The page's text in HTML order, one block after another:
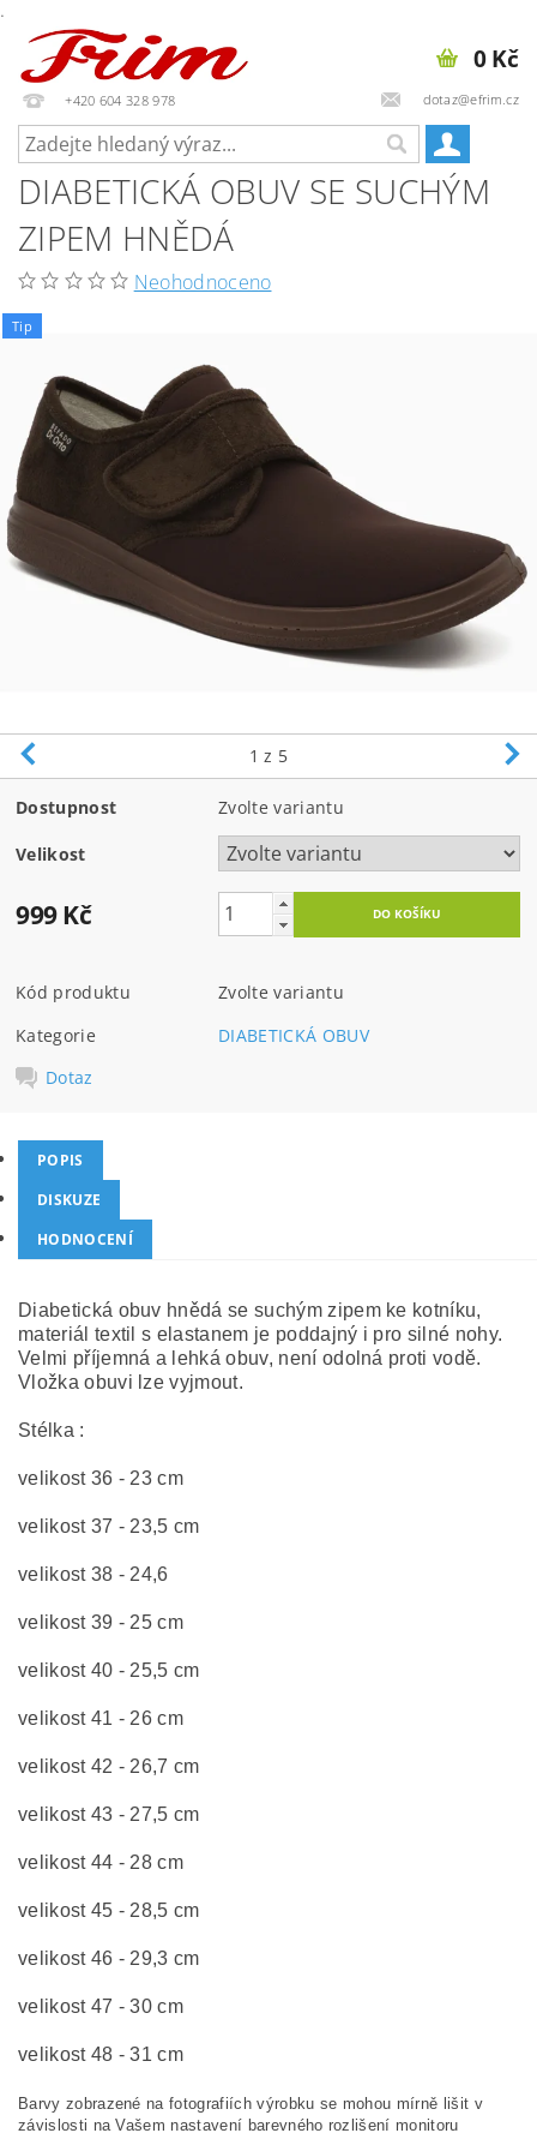
.
+420 604 328 978 dotaz@efrim.cz
0 Kč
DIABETICKÁ OBUV SE SUCHÝM
ZIPEM HNĚDÁ
Neohodnoceno
Tip
1 z 5
Dostupnost Zvolte variantu
Velikost
999 Kč
Kód produktu
Zvolte variantu
Kategorie
DIABETICKÁ OBUV
Dotaz
POPIS
DISKUZE
HODNOCENÍ
Diabetická obuv hnědá se suchým zipem ke kotníku,
materiál textil s elastanem je poddajný i pro silné nohy.
Velmi příjemná a lehká obuv, není odolná proti vodě.
Vložka obuvi lze vyjmout.
Stélka :
velikost 36 - 23 cm
velikost 37 - 23,5 cm
velikost 38 - 24,6
velikost 39 - 25 cm
velikost 40 - 25,5 cm
velikost 41 - 26 cm
velikost 42 - 26,7 cm
velikost 43 - 27,5 cm
velikost 44 - 28 cm
velikost 45 - 28,5 cm
velikost 46 - 29,3 cm
velikost 47 - 30 cm
velikost 48 - 31 cm
Barvy zobrazené na fotografiích výrobku se mohou mírně lišit v
závislosti na Vašem nastavení barevného rozlišení monitoru